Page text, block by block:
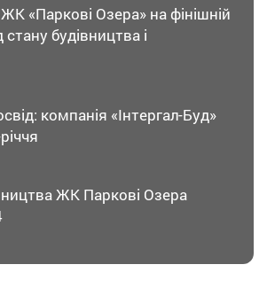
«Паркові Озера» на фінішній
будівництва і
компанія «Інтергал-Буд»
ЖК Паркові Озера